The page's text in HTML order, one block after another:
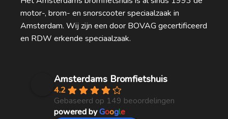
motor-, brom- en snorscooter speciaalzaak in
Amsterdam. Wij zijn een door BOVAG gecertificeerd
en RDW erkende speciaalzaak.
Amsterdams Bromfietshuis
4.2
Gebaseerd op 149 beoordelingen
powered byGoogle